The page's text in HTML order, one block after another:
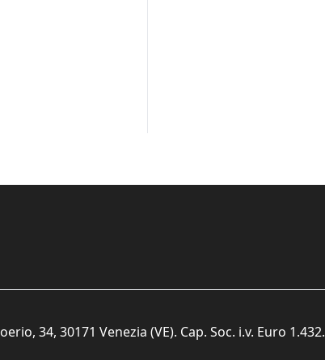
34, 30171 Venezia (VE). Cap. Soc. i.v. Euro